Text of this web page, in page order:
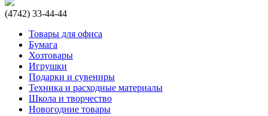
(4742) 33-44-44
Товары для офиса
Бумага
Хозтовары
Игрушки
Подарки и сувениры
Техника и расходные материалы
Школа и творчество
Новогодние товары